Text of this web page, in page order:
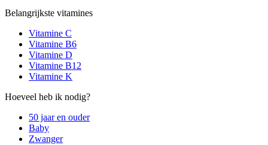
Belangrijkste vitamines
Vitamine C
Vitamine B6
Vitamine D
Vitamine B12
Vitamine K
Hoeveel heb ik nodig?
50 jaar en ouder
Baby
Zwanger